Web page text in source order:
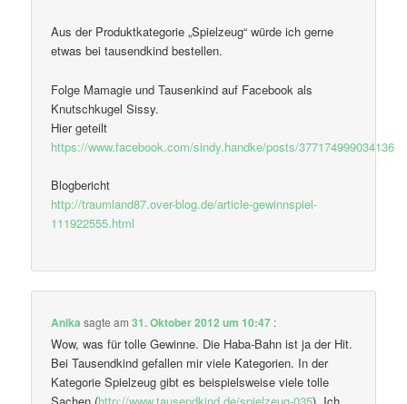
Aus der Produktkategorie „Spielzeug“ würde ich gerne
etwas bei tausendkind bestellen.
Folge Mamagie und Tausenkind auf Facebook als
Knutschkugel Sissy.
Hier geteilt
https://www.facebook.com/sindy.handke/posts/377174999034136
Blogbericht
http://traumland87.over-blog.de/article-gewinnspiel-
111922555.html
Anika sagte am31. Oktober 2012 um 10:47 :
Wow, was für tolle Gewinne. Die Haba-Bahn ist ja der Hit.
Bei Tausendkind gefallen mir viele Kategorien. In der
Kategorie Spielzeug gibt es beispielsweise viele tolle